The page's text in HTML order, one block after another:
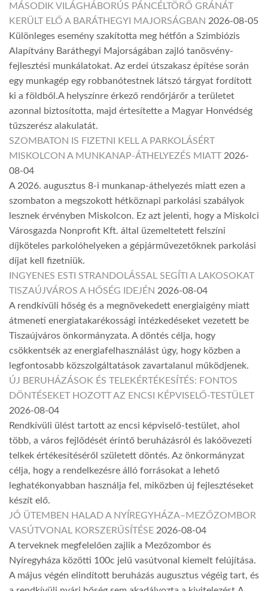
MÁSODIK VILÁGHÁBORÚS PÁNCÉLTÖRŐ GRÁNÁT
KERÜLT ELŐ A BARÁTHEGYI MAJORSÁGBAN 2026-08-05
Különleges esemény szakította meg hétfőn a Szimbiózis
Alapítvány Baráthegyi Majorságában zajló tanösvény-
fejlesztési munkálatokat. Az erdei útszakasz építése során
egy munkagép egy robbanótestnek látszó tárgyat fordított
ki a földből.A helyszínre érkező rendőrjárőr a területet
azonnal biztosította, majd értesítette a Magyar Honvédség
tűzszerész alakulatát.
SZOMBATON IS FIZETNI KELL A PARKOLÁSÉRT
MISKOLCON A MUNKANAP-ÁTHELYEZÉS MIATT 2026-
08-04
A 2026. augusztus 8-i munkanap-áthelyezés miatt ezen a
szombaton a megszokott hétköznapi parkolási szabályok
lesznek érvényben Miskolcon. Ez azt jelenti, hogy a Miskolci
Városgazda Nonprofit Kft. által üzemeltetett felszíni
díjköteles parkolóhelyeken a gépjárművezetőknek parkolási
díjat kell fizetniük.
INGYENES ESTI STRANDOLÁSSAL SEGÍTI A LAKOSOKAT
TISZAÚJVÁROS A HŐSÉG IDEJÉN 2026-08-04
A rendkívüli hőség és a megnövekedett energiaigény miatt
átmeneti energiatakarékossági intézkedéseket vezetett be
Tiszaújváros önkormányzata. A döntés célja, hogy
csökkentsék az energiafelhasználást úgy, hogy közben a
legfontosabb közszolgáltatások zavartalanul működjenek.
ÚJ BERUHÁZÁSOK ÉS TELEKÉRTÉKESÍTÉS: FONTOS
DÖNTÉSEKET HOZOTT AZ ENCSI KÉPVISELŐ-TESTÜLET
2026-08-04
Rendkívüli ülést tartott az encsi képviselő-testület, ahol
több, a város fejlődését érintő beruházásról és lakóövezeti
telkek értékesítéséről született döntés. Az önkormányzat
célja, hogy a rendelkezésre álló forrásokat a lehető
leghatékonyabban használja fel, miközben új fejlesztéseket
készít elő.
JÓ ÜTEMBEN HALAD A NYÍREGYHÁZA–MEZŐZOMBOR
VASÚTVONAL KORSZERŰSÍTÉSE 2026-08-04
A terveknek megfelelően zajlik a Mezőzombor és
Nyíregyháza közötti 100c jelű vasútvonal kiemelt felújítása.
A május végén elindított beruházás augusztus végéig tart, és